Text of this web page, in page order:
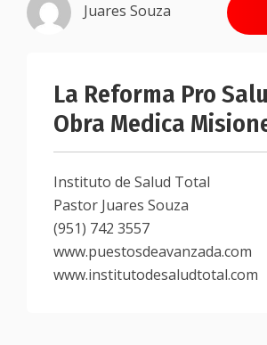
Juares Souza
La Reforma Pro
Obra Medica
Instituto de Salud Total
Pastor Juares Souza
(951) 742 3557
www.puestosdeavanzada.com
www.institutodesaludtotal.com